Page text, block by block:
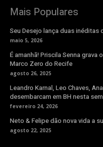
Mais Populares
Seu Desejo lança duas inéditas
maio 5, 2026
É amanhã! Priscila Senna grava
Marco Zero do Recife
agosto 26, 2025
Leandro Karnal, Leo Chaves,
desembarcam em BH nesta
fevereiro 24, 2026
Neto & Felipe dão nova vida a
agosto 22, 2025